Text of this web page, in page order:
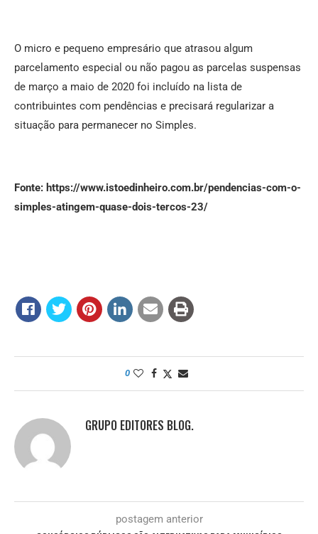
O micro e pequeno empresário que atrasou algum
parcelamento especial ou não pagou as parcelas suspensas
de março a maio de 2020 foi incluído na lista de
contribuintes com pendências e precisará regularizar a
situação para permanecer no Simples.
Fonte: https://www.istoedinheiro.com.br/pendencias-com-o-
simples-atingem-quase-dois-tercos-23/
0
GRUPO EDITORES BLOG.
postagem anterior